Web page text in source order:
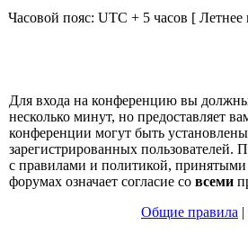
Часовой пояс: UTC + 5 часов [ Летнее
Для входа на конференцию вы должны
несколько минут, но предоставляет
конференции могут быть
зарегистрированных пользователей.
с правилами и политикой,
форумах означает согласие со всеми
Общие правила |